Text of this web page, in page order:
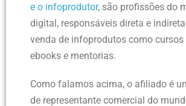
e o infoprodutor, são profissões do
digital, responsáveis direta e
venda de infoprodutos como cursos
ebooks e mentorias.
Como falamos acima, o afiliado é
de representante comercial do